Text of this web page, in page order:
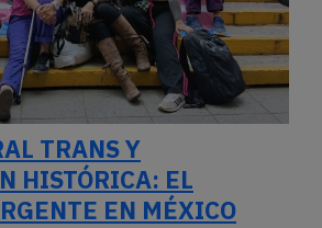
TRANS Y
HISTÓRICA: EL
EN MÉXICO